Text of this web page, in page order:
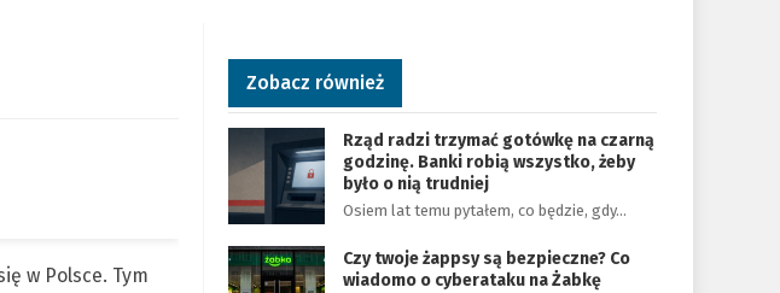
w Polsce. Tym
Zobacz również
Rząd radzi trzymać gotówkę na czarną
godzinę. Banki robią wszystko, żeby
było o nią trudniej
Osiem lat temu pytałem, co będzie, gdy…
Czy twoje żappsy są bezpieczne? Co
wiadomo o cyberataku na Żabkę